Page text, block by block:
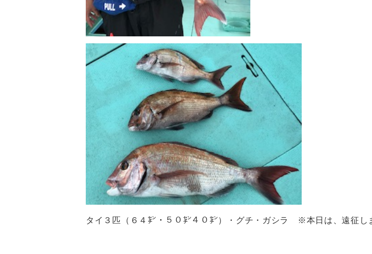
タイ３匹（６４㌢・５０㌢４０㌢）・グチ・ガシラ ※本日は、遠征し